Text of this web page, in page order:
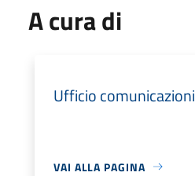
A cura di
Ufficio comunicazioni
VAI ALLA PAGINA